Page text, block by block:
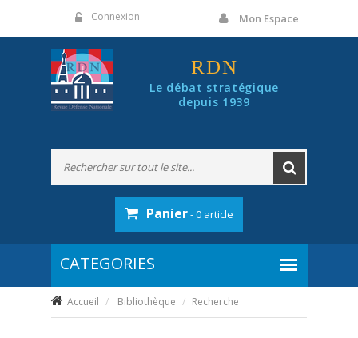
Connexion Mon Espace
RDN
Le débat stratégique
depuis 1939
Panier- 0 article
Accueil Bibliothèque Recherche